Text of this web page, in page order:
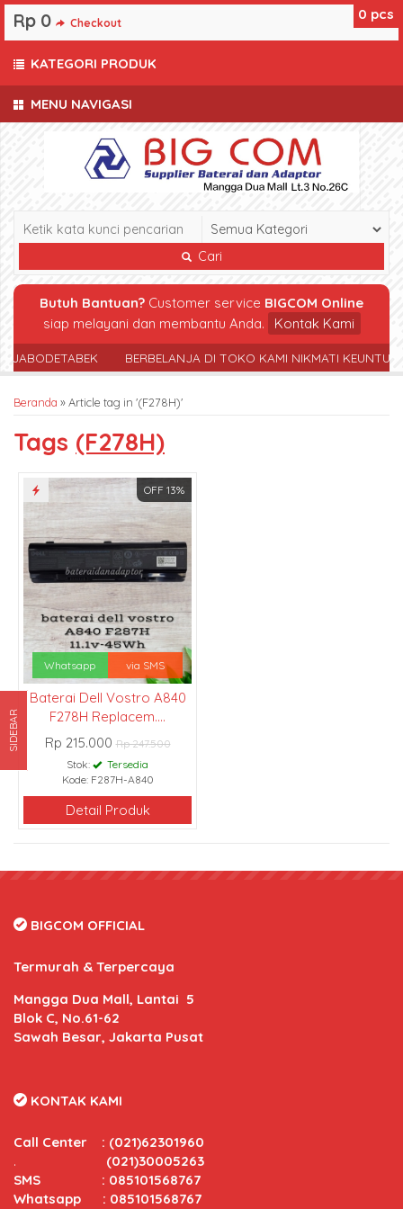
MENU NAVIGASI
Cari
Butuh Bantuan? Customer service BIGCOM Online
siap melayani dan membantu Anda.
Kontak Kami
JABODETABEK BERBELANJA DI TOKO KAMI NIKMATI
Beranda »Article tag in '(F278H)'
Tags (F278H)
OFF 13%
Whatsapp via SMS
Baterai Dell Vostro A840
F278H Replacem....
Rp 215.000Rp 247.500
Stok:
Tersedia
Kode: F287H-A840
Detail Produk
0 pcs
Rp 0 Checkout
KATEGORI PRODUK
SIDEBAR
BIGCOM OFFICIAL
Termurah & Terpercaya
Mangga Dua Mall, Lantai 5
Blok C, No.61-62
Sawah Besar, Jakarta Pusat
KONTAK KAMI
Call Center : (021)62301960
. (021)30005263
SMS : 085101568767
Whatsapp : 085101568767